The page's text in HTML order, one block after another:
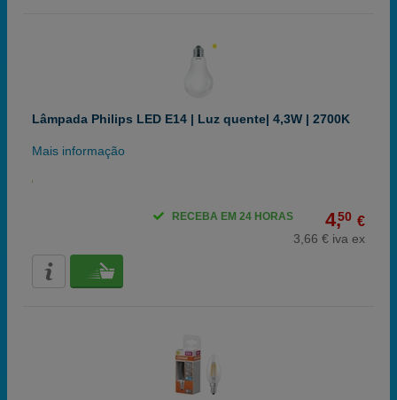
Lâmpada Philips LED E14 | Luz quente| 4,3W | 2700K
Mais informação
4,50 €
3,66 € iva ex
RECEBA EM 24 HORAS